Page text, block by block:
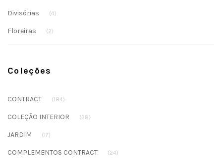
Divisórias (4)
Floreiras (2)
Coleções
CONTRACT (184)
COLEÇÃO INTERIOR (38)
JARDIM (17)
COMPLEMENTOS CONTRACT (24)